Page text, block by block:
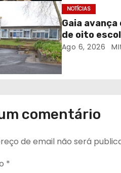
NOTÍCIAS
Gaia
de oito
Ago 6, 2026
comentário
de email não será
*